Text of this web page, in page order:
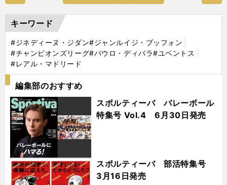
キーワード
#ジネディーヌ・ジダン#ジャンルイジ・ブッフォン
#チャンピオンズリーグ#パウロ・ディバラ#ユベントス
#レアル・マドリード
編集部のおすすめ
スポルティーバ バレーボール
特集号 Vol.4 6月30日発売
スポルティーバ 部活特集号
3月16日発売